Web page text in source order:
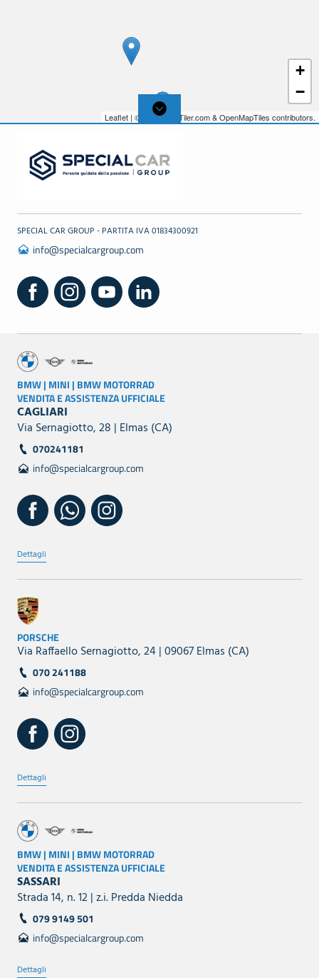
+
−
Leaflet | © 2026,MapTiler.com&OpenMapTiles contributors.
SPECIAL CAR GROUP - PARTITA IVA 01834300921
info@specialcargroup.com
BMW | MINI | BMW MOTORRAD
VENDITA E ASSISTENZA UFFICIALE
CAGLIARI
Via Sernagiotto, 28 | Elmas (CA)
070241181
info@specialcargroup.com
Dettagli
PORSCHE
Via Raffaello Sernagiotto, 24 | 09067 Elmas (CA)
070 241188
info@specialcargroup.com
Dettagli
BMW | MINI | BMW MOTORRAD
VENDITA E ASSISTENZA UFFICIALE
SASSARI
Strada 14, n. 12 | z.i. Predda Niedda
079 9149 501
info@specialcargroup.com
Dettagli